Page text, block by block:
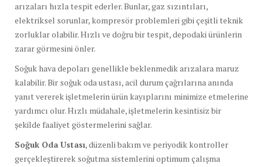
arızaları hızla tespit ederler. Bunlar, gaz sızıntıları,
elektriksel sorunlar, kompresör problemleri gibi çeşitli teknik
zorluklar olabilir. Hızlı ve doğru bir tespit, depodaki ürünlerin
zarar görmesini önler.
Soğuk hava depoları genellikle beklenmedik arızalara maruz
kalabilir. Bir soğuk oda ustası, acil durum çağrılarına anında
yanıt vererek işletmelerin ürün kayıplarını minimize etmelerine
yardımcı olur. Hızlı müdahale, işletmelerin kesintisiz bir
şekilde faaliyet göstermelerini sağlar.
Soğuk Oda Ustası, düzenli bakım ve periyodik kontroller
gerçekleştirerek soğutma sistemlerini optimum çalışma